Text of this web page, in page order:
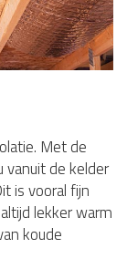
Met de
vanuit de kelder
is vooral fijn
lekker warm
koude